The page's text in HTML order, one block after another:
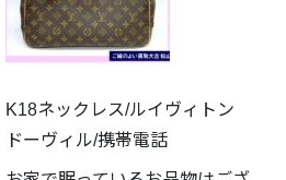
K18ネックレス/ルイヴィトン
ドーヴィル/携帯電話